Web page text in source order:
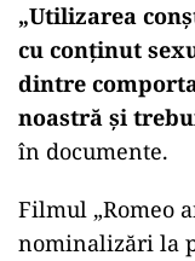
„Utilizarea
cu conţinut
dintre
noastră şi
în documente.
Filmul „Romeo
nominalizări la